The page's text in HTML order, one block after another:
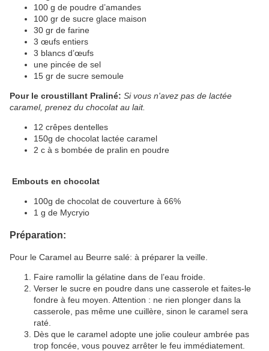
100 g de poudre d’amandes
100 gr de sucre glace maison
30 gr de farine
3 œufs entiers
3 blancs d’œufs
une pincée de sel
15 gr de sucre semoule
Pour le croustillant Praliné: Si vous n'avez pas de lactée
caramel, prenez du chocolat au lait.
12 crêpes dentelles
150g de chocolat lactée caramel
2 c à s bombée de pralin en poudre
Embouts en chocolat
100g de chocolat de couverture à 66%
1 g de Mycryio
Préparation:
Pour le Caramel au Beurre salé: à préparer la veille.
Faire ramollir la gélatine dans de l’eau froide.
Verser le sucre en poudre dans une casserole et faites-le
fondre à feu moyen. Attention : ne rien plonger dans la
casserole, pas même une cuillère, sinon le caramel sera
raté.
Dès que le caramel adopte une jolie couleur ambrée pas
trop foncée, vous pouvez arrêter le feu immédiatement.